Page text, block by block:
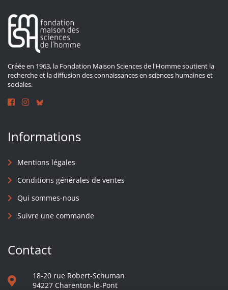
Créée en 1963, la Fondation Maison Sciences de l'Homme soutient la
recherche et la diffusion des connaissances en sciences humaines et
sociales.
Informations
Mentions légales
Conditions générales de ventes
Qui sommes-nous
Suivre une commande
Contact
18-20 rue Robert-Schuman
94227 Charenton-le-Pont